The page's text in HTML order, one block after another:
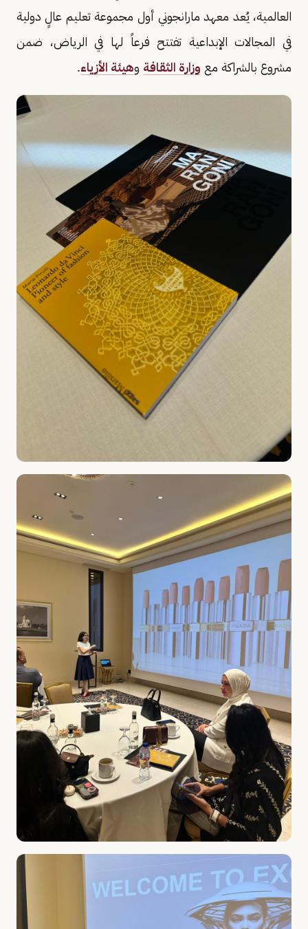
العالمية، يُعد معهد مارانجوني أول مجموعة تعليم عالٍ دولية
في المجالات الإبداعية تفتتح فرعاً لها في الرياض، ضمن
مشروع بالشراكة مع وزارة الثقافة وهيئة الأزياء.